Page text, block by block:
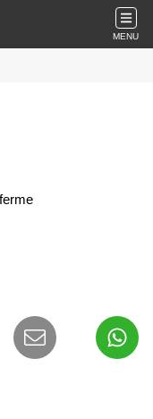
MENU